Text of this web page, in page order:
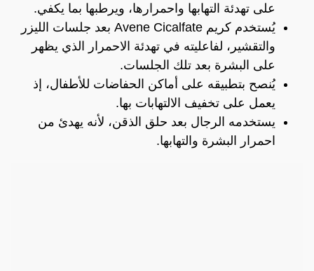
على تهدئة التهابها واحمرارها، ويرطبها بما يكفي.
يُستخدم كريم Avene Cicalfate بعد جلسات الليزر
والتقشير، لفاعليته في تهدئة الاحمرار الذي يظهر
على البشرة بعد تلك الجلسات.
يُنصح بتطبيقه على أماكن الحفاضات للأطفال، إذ
يعمل على تخفيف الالتهابات بها.
يستخدمه الرجال بعد حلق الذقن، لأنه يهدئ من
احمرار البشرة والتهابها.